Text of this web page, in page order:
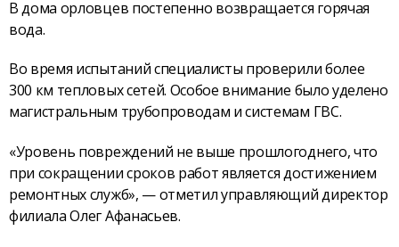
В дома орловцев постепенно возвращается горячая
вода.
Во время испытаний специалисты проверили более
300 км тепловых сетей. Особое внимание было уделено
магистральным трубопроводам и системам ГВС.
«Уровень повреждений не выше прошлогоднего, что
при сокращении сроков работ является достижением
ремонтных служб», — отметил управляющий директор
филиала Олег Афанасьев.